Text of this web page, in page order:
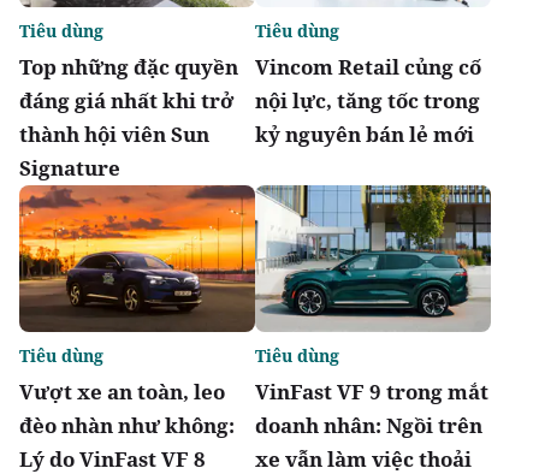
Top những đặc quyền
đáng giá nhất khi trở
thành hội viên Sun
Signature
Tiêu dùng
Vincom Retail củng cố
nội lực, tăng tốc trong
kỷ nguyên bán lẻ mới
Tiêu dùng
Vượt xe an toàn, leo
đèo nhàn như không:
Lý do VinFast VF 8
Tiêu dùng
VinFast VF 9 trong mắt
doanh nhân: Ngồi trên
xe vẫn làm việc thoải
Tiêu dùng